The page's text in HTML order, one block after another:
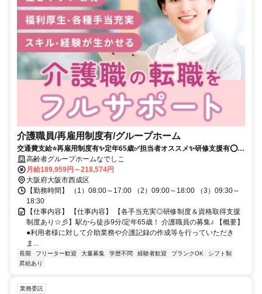
介護職員/再雇用制度有/グループホーム
交通費支給⭐️再雇用制度有✨定年65歳✅️担当者オススメ✨研修支援有⭕️駅
チカ高齢者グループホームなでしこ
月給189,959円～218,574円
大阪府大阪市西成区
【勤務時間】 （1）08:00～17:00 （2）09:00～18:00 （3）09:30～
18:30
【仕事内容】 【仕事内容】 【各手当充実◎研修制度＆資格取得支援
制度あり☆彡】駅から徒歩9分/定年65歳！ 介護職員の募集♪ 【概要】
●利用者様に対して介助業務や介護記録の作成等を行っていただき
ま...
長期 フリーター歓迎 大量募集 学歴不問 経験者歓迎 ブランクOK
シフト制
昇給あり
業務委託